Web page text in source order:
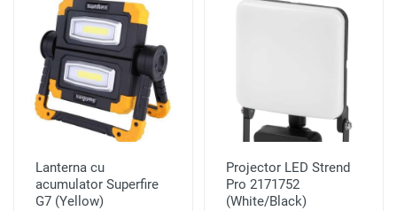
Lanterna cu
acumulator Superfire
G7 (Yellow)
Projector LED Strend
Pro 2171752
(White/Black)